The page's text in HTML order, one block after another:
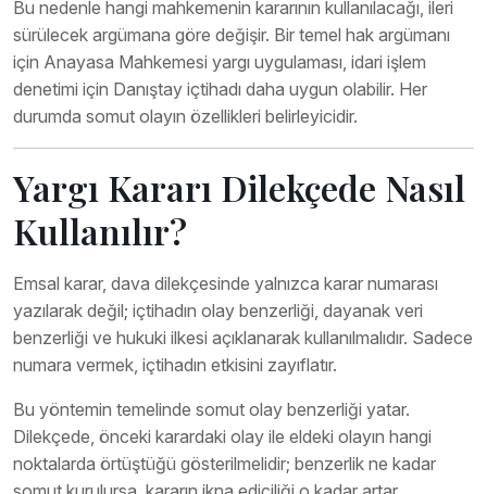
Bu nedenle hangi mahkemenin kararının kullanılacağı, ileri
sürülecek argümana göre değişir. Bir temel hak argümanı
için Anayasa Mahkemesi yargı uygulaması, idari işlem
denetimi için Danıştay içtihadı daha uygun olabilir. Her
durumda somut olayın özellikleri belirleyicidir.
Yargı Kararı Dilekçede Nasıl
Kullanılır?
Emsal karar, dava dilekçesinde yalnızca karar numarası
yazılarak değil; içtihadın olay benzerliği, dayanak veri
benzerliği ve hukuki ilkesi açıklanarak kullanılmalıdır. Sadece
numara vermek, içtihadın etkisini zayıflatır.
Bu yöntemin temelinde somut olay benzerliği yatar.
Dilekçede, önceki karardaki olay ile eldeki olayın hangi
noktalarda örtüştüğü gösterilmelidir; benzerlik ne kadar